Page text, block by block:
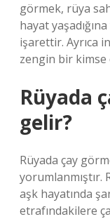
görmek, rüya
hayat
işarettir. Ayrıca
zengin bir
Rüyada
gelir?
Rüyada çay
yorumlanmıştır.
aşk hayatında
etrafındakilere